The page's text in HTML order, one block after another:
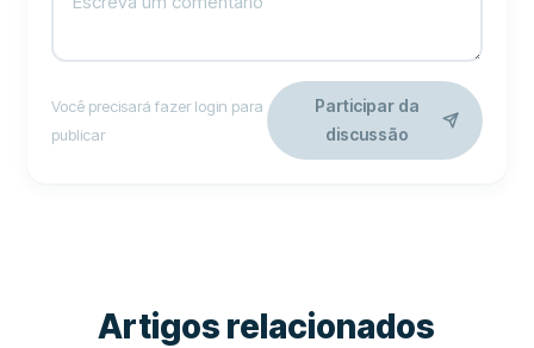
Você precisará fazer login para
publicar
Participar da
discussão
Artigos relacionados